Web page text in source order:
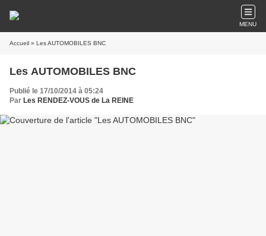
MENU
Accueil » Les AUTOMOBILES BNC
Les AUTOMOBILES BNC
Publié le 17/10/2014 à 05:24
Par Les RENDEZ-VOUS de La REINE